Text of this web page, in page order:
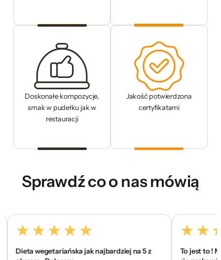
Doskonałe kompozycje,
smak w pudełku jak w
restauracji
Jakość potwierdzona
certyfikatami
Sprawdź co o nas mówią
wegetariańska jak najbardziej na 5 z
To jest to !